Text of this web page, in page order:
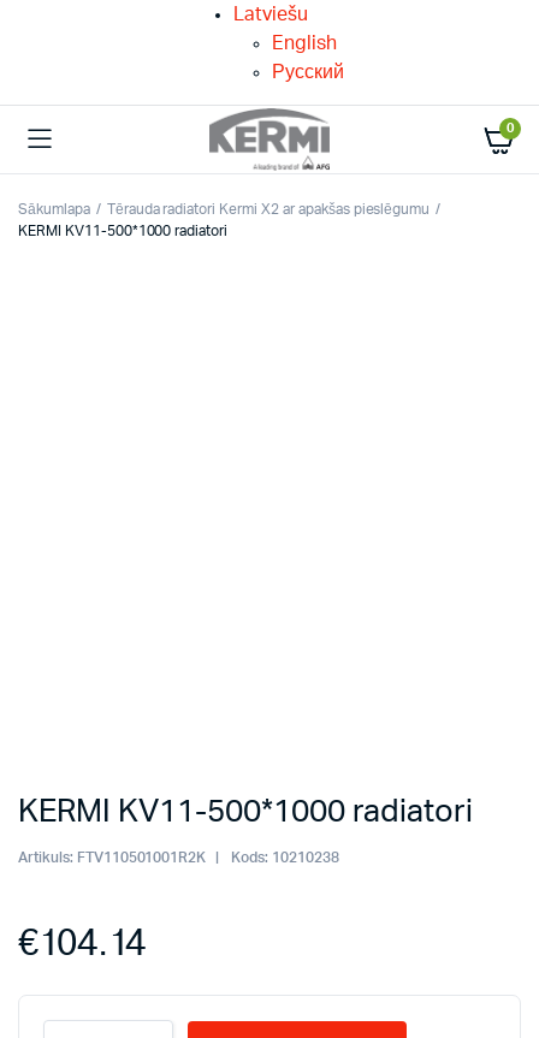
Latviešu
English
Русский
0
Sākumlapa
Tērauda radiatori Kermi X2 ar apakšas pieslēgumu
KERMI KV11-500*1000 radiatori
KERMI KV11-500*1000 radiatori
Artikuls: FTV110501001R2K Kods: 10210238
€104.14